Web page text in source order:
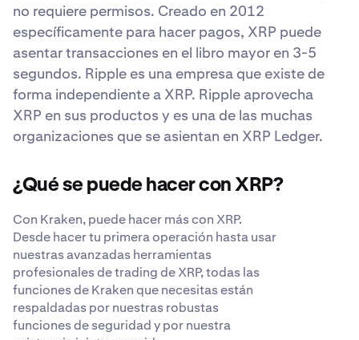
no requiere permisos. Creado en 2012
específicamente para hacer pagos, XRP puede
asentar transacciones en el libro mayor en 3-5
segundos. Ripple es una empresa que existe de
forma independiente a XRP. Ripple aprovecha
XRP en sus productos y es una de las muchas
organizaciones que se asientan en XRP Ledger.
¿Qué se puede hacer con XRP?
Con Kraken, puede hacer más con XRP.
Desde hacer tu primera operación hasta usar
nuestras avanzadas herramientas
profesionales de trading de XRP, todas las
funciones de Kraken que necesitas están
respaldadas por nuestras robustas
funciones de seguridad y por nuestra